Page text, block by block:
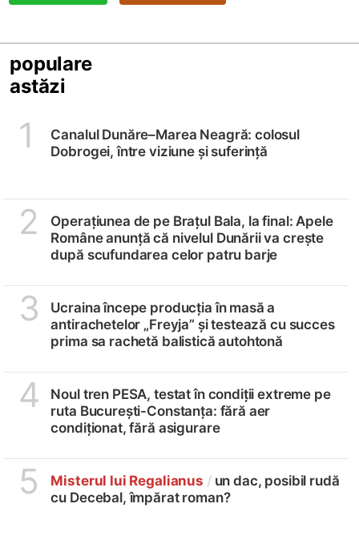
populare
astăzi
1
Canalul Dunăre–Marea Neagră: colosul
Dobrogei, între viziune și suferință
2
Operațiunea de pe Brațul Bala, la final: Apele
Române anunță că nivelul Dunării va crește
după scufundarea celor patru barje
3
Ucraina începe producția în masă a
antirachetelor „Freyja” și testează cu succes
prima sa rachetă balistică autohtonă
4
Noul tren PESA, testat în condiții extreme pe
ruta București-Constanța: fără aer
condiționat, fără asigurare
5 Misterul lui Regalianus /un dac, posibil rudă
cu Decebal, împărat roman?